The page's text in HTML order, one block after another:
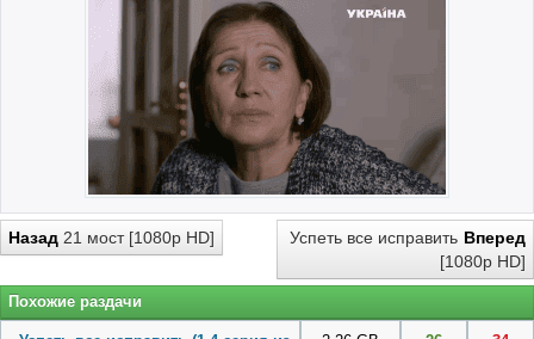
Назад 21 мост [1080p HD] Вперед
Успеть все исправить
[1080p HD]
Похожие раздачи